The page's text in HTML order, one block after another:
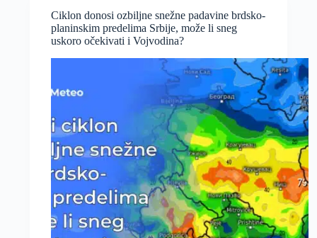
stiže
pesak
iz
i
satelitu
Ciklon donosi ozbiljne snežne padavine brdsko-
planinskim predelima Srbije, može li sneg
uskoro očekivati i Vojvodina?